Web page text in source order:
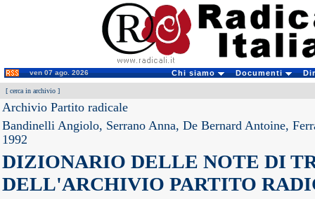
ven 07 ago. 2026 Chi siamo Documenti
[ cerca in archivio ]
Archivio Partito radicale
Bandinelli Angiolo, Serrano Anna, De Bernard Antoine,
1992
DIZIONARIO DELLE NOTE DI
DELL'ARCHIVIO PARTITO